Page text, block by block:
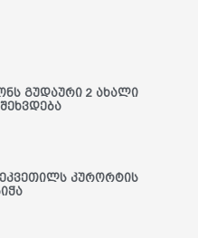
გუდაური 2 ახალი
კურორტის